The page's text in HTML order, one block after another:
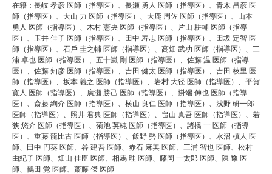
在籍：⻑岐 孝彦 医師（指導医）、⻑瀬 勇人 医師（指導医）、⻘木 昌彦 医
師（指導医）、⼤⼭ ⼒ 医師（指導医）、⼤⿅ 周佐 医師（指導医）、⼭本
勇人 医師（指導医）、木村 憲央 医師（指導医）、⽚⼭ 耕輔 医師（指導
医）、⽟井 佳⼦ 医師（指導医）、⽥中 寿志 医師（指導医）、⽥坂 定智 医
師（指導医）、⽯⼾ 圭之輔 医師（指導医）、高畑 武功 医師（指導医）、三
浦 卓也 医師（指導医）、五⼗嵐 剛 医師（指導医）、佐藤 温 医師（指導
医）、佐藤 知彦 医師（指導医）、吉⽥ 健太 医師（指導医）、吉⽥ 枝⾥ 医
師（指導医）、坂本 義之 医師（指導医）、岩村 ⼤径 医師（指導医）、平賀
寛人 医師（指導医）、廣瀬 勝⼰ 医師（指導医）、掛端 伸也 医師（指導
医）、斎藤 絢介 医師（指導医）、横⼭ 良仁 医師（指導医）、浅野 研⼀郎
医師（指導医）、照井 君典 医師（指導医）、畠⼭ 真吾 医師（指導医）、若
狭 悠介 医師（指導医）、菊池 英純 医師（指導医）、諸橋 ⼀ 医師（指導
医）、重藤 ⿓⽐古 医師（指導医）、飯野 勢 医師（指導医）、⽔沼 槙人 医
師、⽥中 円葵 医師、⾕ 建吾 医師、赤⽯ 麻美 医師、三浦 智也 医師、松村
由紀⼦ 医師、畑⼭ 佳⾂ 医師、相⾺ 理 医師、藤岡 ⼀太郎 医師、陳 豫 医
師、鶴⽥ 覚 医師、齋藤 傑 医師